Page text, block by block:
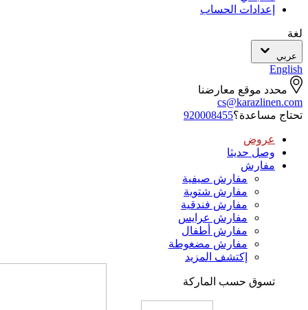
إعدادات الحساب
لغة
عربي
English
محدد موقع معارضنا
cs@karazlinen.com
تحتاج مساعدة؟920008455
عروض
وصل حديثا
مفارش
مفارش صيفية
مفارش شتوية
مفارش فندقية
مفارش عرايس
مفارش أطفال
مفارش مضغوطة
إكتشف المزيد
تسوق حسب الماركة